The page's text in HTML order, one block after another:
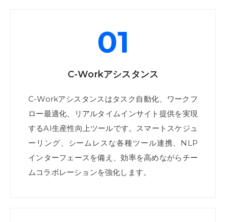
01
C-Workアシスタンス
C-Workアシスタンスはタスク自動化、ワークフ
ロー最適化、リアルタイムインサイト提供を実現
するAI生産性向上ツールです。スマートスケジュ
ーリング、シームレスな各種ツール連携、NLP
インターフェースを備え、効率を高めながらチー
ムコラボレーションを強化します。